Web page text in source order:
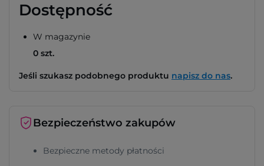
Dostępność
W magazynie
0 szt.
Jeśli szukasz podobnego produktu napisz do nas.
Bezpieczeństwo zakupów
Bezpieczne metody płatności